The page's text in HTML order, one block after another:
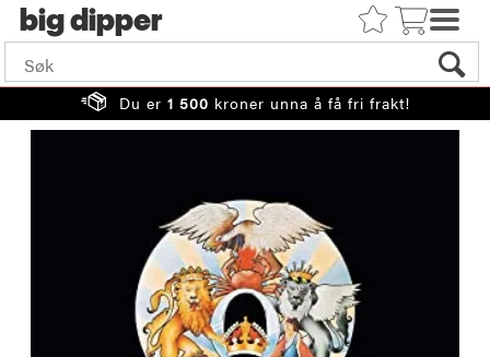
big
Du er 1 500 kroner unna å få fri frakt!